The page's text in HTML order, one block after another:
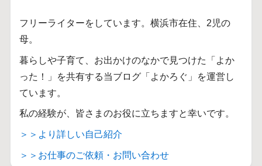
フリーライターをしています。横浜市在住、2児の
母。
暮らしや子育て、お出かけのなかで見つけた「よか
った！」を共有する当ブログ「よかろぐ」を運営し
ています。
私の経験が、皆さまのお役に立ちますと幸いです。
＞＞より詳しい自己紹介
＞＞お仕事のご依頼・お問い合わせ